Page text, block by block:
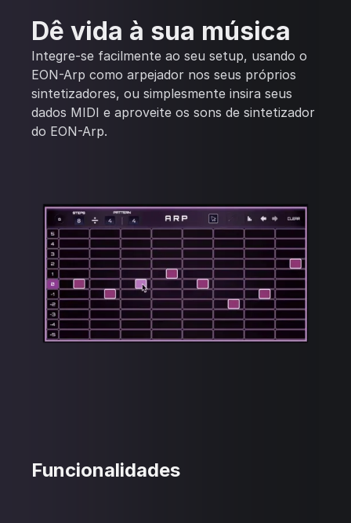
Dê vida à sua música
Integre-se facilmente ao seu setup, usando o
EON-Arp como arpejador nos seus próprios
sintetizadores, ou simplesmente insira seus
dados MIDI e aproveite os sons de sintetizador
do EON-Arp.
Funcionalidades